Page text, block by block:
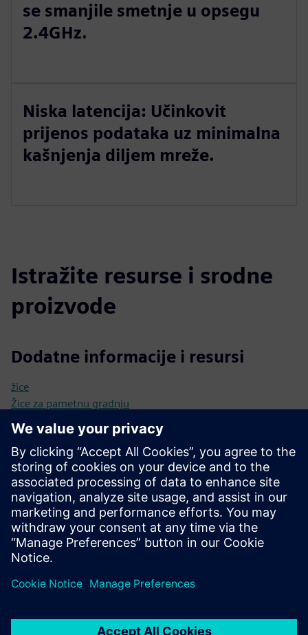
se smanjile smetnje u opsegu
2.4GHz.
Niska latencija: Učinkovit
prijenos podataka uz minimalna
kašnjenja diljem mreže.
Istražite resurse i srodne
proizvode
Dodatne informacije i resursi
žice
Žice za pametnu gradnju
Portal za razvojne programere Wirepas
Preduvjeti
Podržano na nordijskim poluvodičima: nRF52832,
nRF52833, nRF52840.
Podržano na Silicon Labs: ERF32xG12, EFR32BG21,
EFR32BG22 i EFR32xG24.